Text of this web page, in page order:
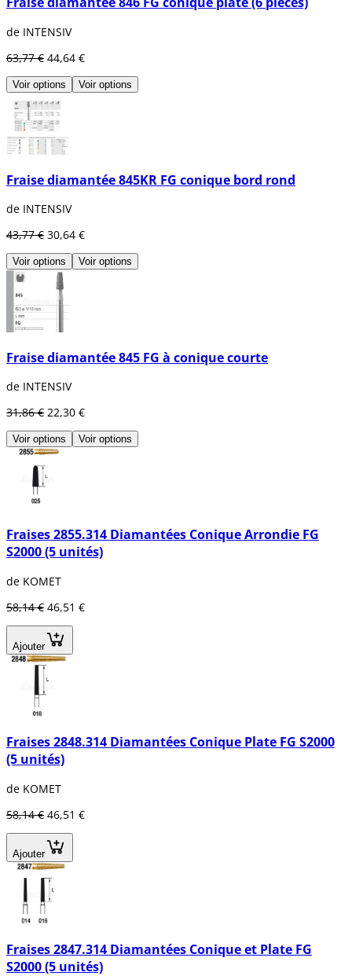
de INTENSIV
63,77 € 44,64 €
Voir options Voir options
Fraise diamantée 845KR FG conique bord rond
de INTENSIV
43,77 € 30,64 €
Voir options Voir options
Fraise diamantée 845 FG à conique courte
de INTENSIV
31,86 € 22,30 €
Voir options Voir options
Fraises 2855.314 Diamantées Conique Arrondie FG
S2000 (5 unités)
de KOMET
58,14 € 46,51 €
Ajouter
Fraises 2848.314 Diamantées Conique Plate FG S2000
(5 unités)
de KOMET
58,14 € 46,51 €
Ajouter
Fraises 2847.314 Diamantées Conique et Plate FG
S2000 (5 unités)